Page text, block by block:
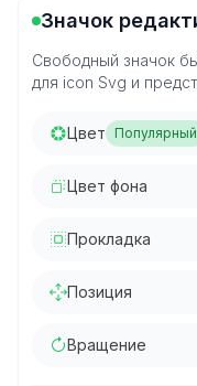
Значок
Свободный значок
для icon Svg и
Цвет Популярный
Цвет фона
Прокладка
Позиция
Вращение